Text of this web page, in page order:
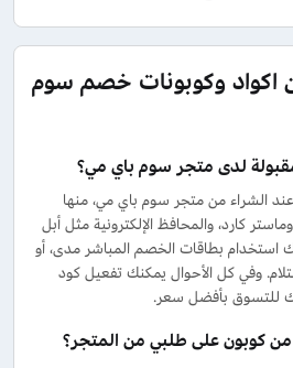
اكواد وكوبونات خصم سوم
لدى متجر سوم باي مي؟
الشراء من متجر سوم باي مي، منها
كارد، والمحافظ الإلكترونية مثل أبل
بطاقات الخصم المباشر مدى، أو
وفي كل الأحوال يمكنك تفعيل كود
للتسوق بأفضل سعر.
كوبون على طلبي من المتجر؟